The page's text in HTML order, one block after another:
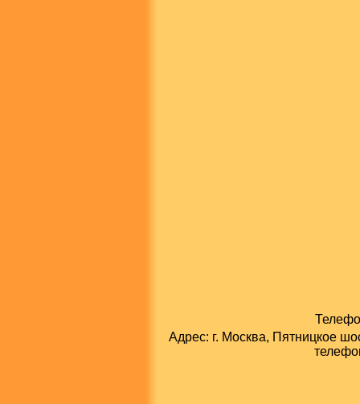
Адрес: г. Москва, Пятницкое